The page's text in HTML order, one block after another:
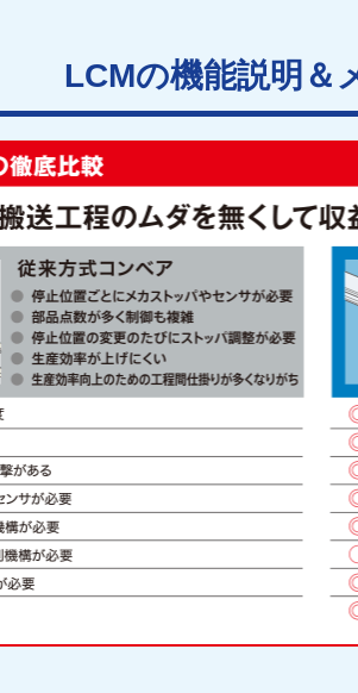
LCMの機能説明＆